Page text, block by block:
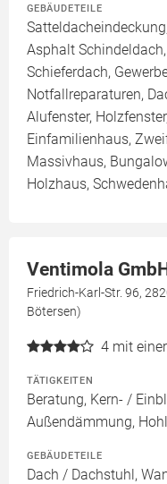
GEBÄUDETEILE
Asphalt
Schieferdach,
Notfallreparaturen,
Alufenster,
Einfamilienhaus,
Massivhaus,
Holzhaus,
Ventimola
Friedrich-Karl-Str. 96,
Bötersen)
4 mit
TÄTIGKEITEN
Beratung, Kern- /
Außendämmung,
GEBÄUDETEILE
Dach / Dachstuhl,